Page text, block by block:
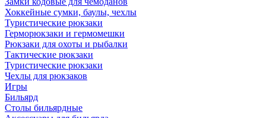
Хоккейные сумки, баулы, чехлы
Туристические рюкзаки
Герморюкзаки и гермомешки
Рюкзаки для охоты и рыбалки
Тактические рюкзаки
Туристические рюкзаки
Чехлы для рюкзаков
Игры
Бильярд
Столы бильярдные